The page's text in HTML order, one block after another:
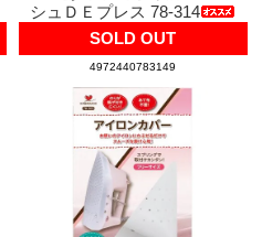
シュＤＥプレス 78-314
SOLD OUT
4972440783149